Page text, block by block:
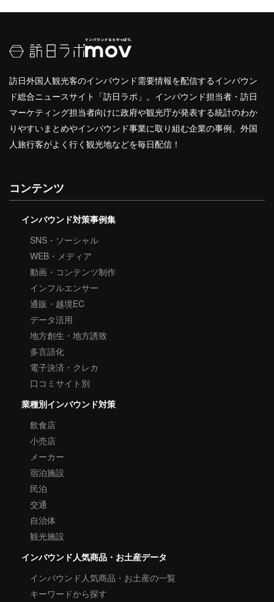
訪日外国人観光客のインバウンド需要情報を配信するインバウン
ド総合ニュースサイト「訪日ラボ」。インバウンド担当者・訪日
マーケティング担当者向けに政府や観光庁が発表する統計のわか
りやすいまとめやインバウンド事業に取り組む企業の事例、外国
人旅行客がよく行く観光地などを毎日配信！
コンテンツ
インバウンド対策事例集
SNS・ソーシャル
WEB・メディア
動画・コンテンツ制作
インフルエンサー
通販・越境EC
データ活用
地方創生・地方誘致
多言語化
電子決済・クレカ
口コミサイト別
業種別インバウンド対策
飲食店
小売店
メーカー
宿泊施設
民泊
交通
自治体
観光施設
インバウンド人気商品・お土産データ
インバウンド人気商品・お土産の一覧
キーワードから探す